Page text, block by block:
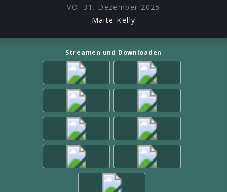
VÖ: 31. Dezember 2025
Maite Kelly
Streamen und Downloaden